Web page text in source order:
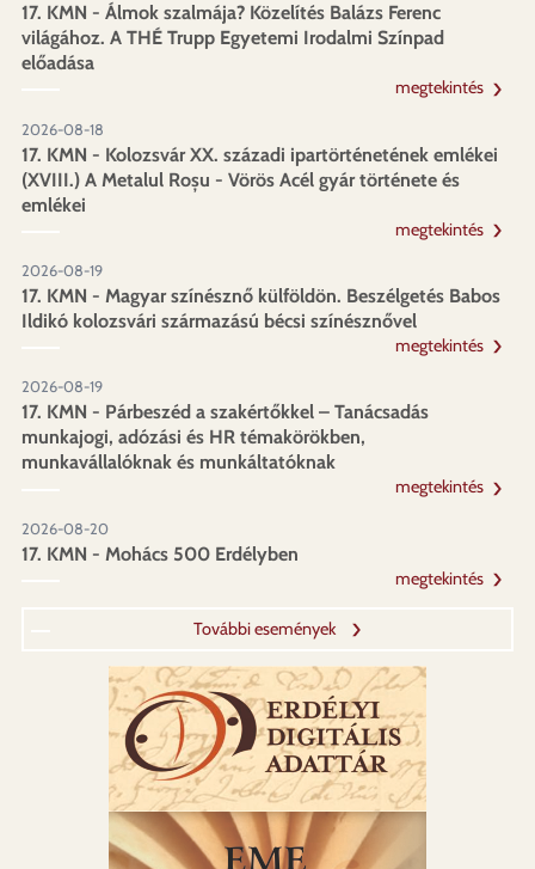
17. KMN - Álmok szalmája? Közelítés Balázs Ferenc
világához. A THÉ Trupp Egyetemi Irodalmi Színpad
előadása
megtekintés
2026-08-18
17. KMN - Kolozsvár XX. századi ipartörténetének emlékei
(XVIII.) A Metalul Roșu - Vörös Acél gyár története és
emlékei
megtekintés
2026-08-19
17. KMN - Magyar színésznő külföldön. Beszélgetés Babos
Ildikó kolozsvári származású bécsi színésznővel
megtekintés
2026-08-19
17. KMN - Párbeszéd a szakértőkkel – Tanácsadás
munkajogi, adózási és HR témakörökben,
munkavállalóknak és munkáltatóknak
megtekintés
2026-08-20
17. KMN - Mohács 500 Erdélyben
megtekintés
További események